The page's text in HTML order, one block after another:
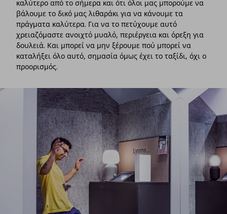
καλύτερο από το σήμερα και ότι όλοι μας μπορούμε να
βάλουμε το δικό μας λιθαράκι για να κάνουμε τα
πράγματα καλύτερα. Για να το πετύχουμε αυτό
χρειαζόμαστε ανοιχτό μυαλό, περιέργεια και όρεξη για
δουλειά. Και μπορεί να μην ξέρουμε πού μπορεί να
καταλήξει όλο αυτό, σημασία όμως έχει το ταξίδι, όχι ο
προορισμός.